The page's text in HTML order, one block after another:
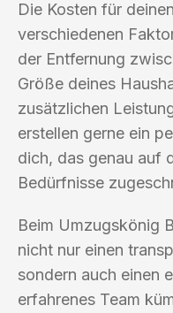
Die Kosten für
verschiedenen
der Entfernung
Größe deines
zusätzlichen
erstellen gerne ein
dich, das genau auf
Bedürfnisse
Beim Umzugskönig
nicht nur einen
sondern auch einen
erfahrenes Team